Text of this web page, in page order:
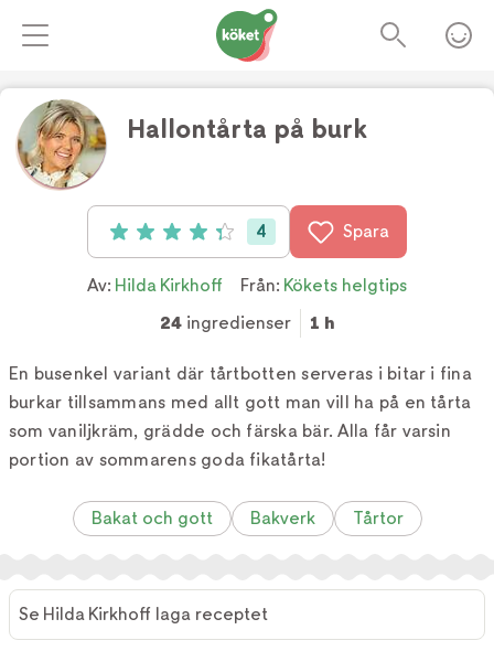
Hallontårta på burk
Betyg: 4.3 av 5 (4 röster)
4 Spara
Av: Hilda Kirkhoff Från: Kökets helgtips
24 ingredienser 1 h
En busenkel variant där tårtbotten serveras i bitar i fina
burkar tillsammans med allt gott man vill ha på en tårta
som vaniljkräm, grädde och färska bär. Alla får varsin
portion av sommarens goda fikatårta!
Bakat och gott Bakverk Tårtor
Se Hilda Kirkhoff laga receptet